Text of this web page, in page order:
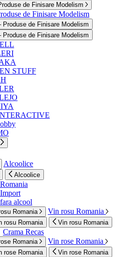
de Finisare Modelism
de Finisare Modelism
Produse de Finisare Modelism
Produse de Finisare Modelism
STUFF
Alcoolice
Alcoolice
alcool
Romania Vin rosu Romania
rosu Romania Vin rosu Romania
Crama Recas
Romania Vin rose Romania
rose Romania Vin rose Romania